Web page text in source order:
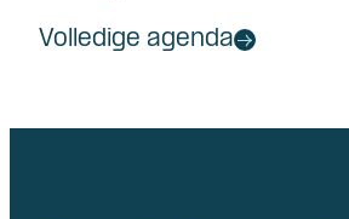
Volledige agenda